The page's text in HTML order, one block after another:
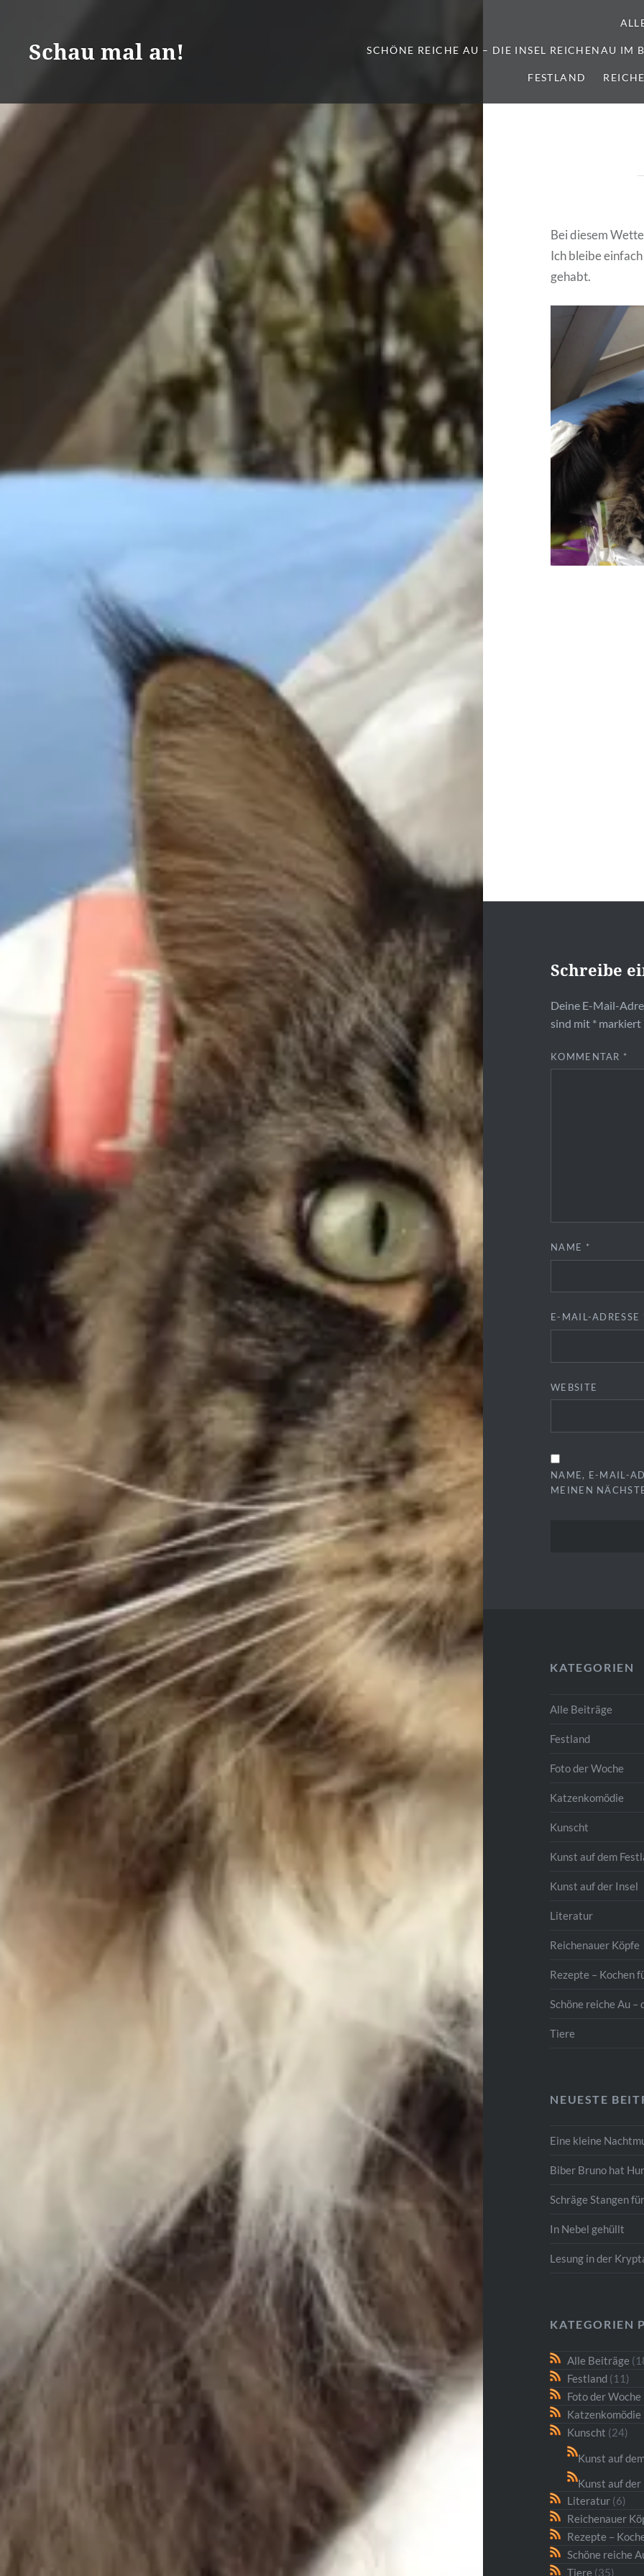
springenSchau mal an! SCHÖNE REICHE AU – DIE INSEL REICHENAU IM
FESTLAND
Bei diesem
Ich bleibe
gehabt.
Schreibe
Deine E-Mail-
sind mit * markiert
KOMMENTAR *
NAME *
E-MAIL-ADRESSE
WEBSITE
NAME, E-MAIL-
MEINEN
KATEGORIEN
Alle Beiträge
Festland
Foto der Woche
Katzenkomödie
Kunscht
Kunst auf dem
Kunst auf der Insel
Literatur
Reichenauer Köpfe
Rezepte – Kochen
Schöne reiche Au –
Tiere
NEUESTE
Eine kleine
Biber Bruno hat
Schräge Stangen
In Nebel gehüllt
Lesung in der
KATEGORIEN
Alle Beiträge
Festland (11)
Foto der Woche
Katzenkomödie
Kunscht (24)
Kunst auf
Kunst auf der
Literatur (6)
Reichenauer
Rezepte –
Schöne reiche
Tiere (35)